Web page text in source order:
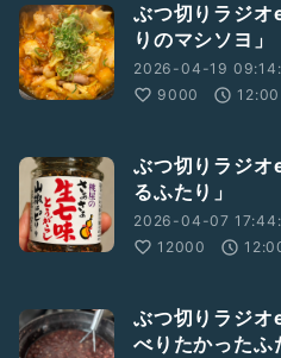
ぶつ切りラジ
りのマシソヨ」
2026-04-19
9000
12:00
ぶつ切りラジ
るふたり」
2026-04-07
12000
ぶつ切りラジ
べりたかったふ